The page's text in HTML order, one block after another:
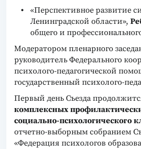
«Перспективное развитие
Ленинградской области»,
общего и
Модератором пленарного
руководитель Федерального
психолого-педагогической
государственный психолого-
Первый день Съезда
комплексных
социально-психологического
отчетно-выборным собранием
«Федерация психологов